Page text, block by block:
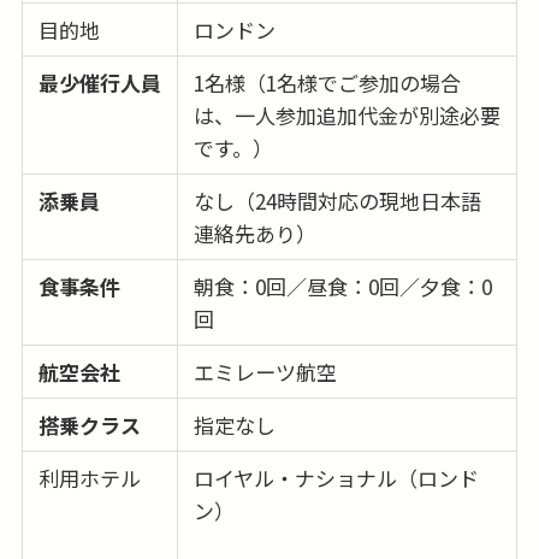
目的地
ロンドン
最少催行人員
1名様（1名様でご参加の場合
は、一人参加追加代金が別途必要
です。）
添乗員
なし（24時間対応の現地日本語
連絡先あり）
食事条件
朝食：0回／昼食：0回／夕食：0
回
航空会社
エミレーツ航空
搭乗クラス
指定なし
利用ホテル
ロイヤル・ナショナル（ロンド
ン）